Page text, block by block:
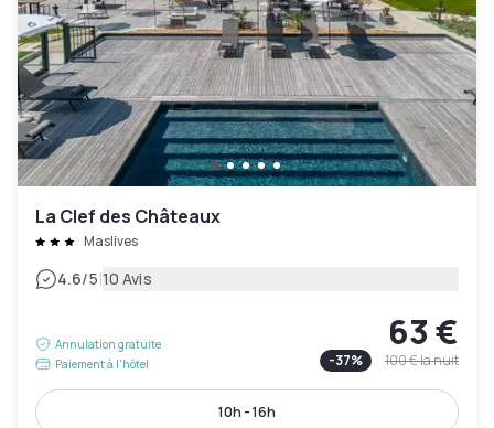
La Clef des Châteaux
Maslives
4.6/5|10 Avis
Annulation gratuite
Paiement à l'hôtel
63 €
-37% 100 €la nuit
10h - 16h